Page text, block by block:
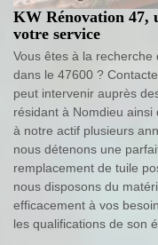
KW Rénovation 47,
votre service
Vous êtes à la recherche
dans le 47600 ?
peut intervenir auprès
résidant à Nomdieu
à notre actif plusieurs
nous détenons une
remplacement de tuile
nous disposons du
efficacement à vos
les qualifications de son